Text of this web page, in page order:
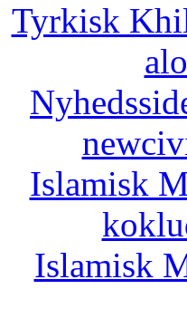
Tyrkisk
Islamisk
Islamisk